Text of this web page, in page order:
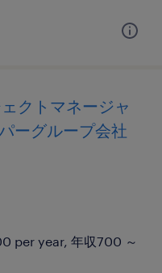
クトマネージャ
ーグループ会社
per year, 年収700 ～